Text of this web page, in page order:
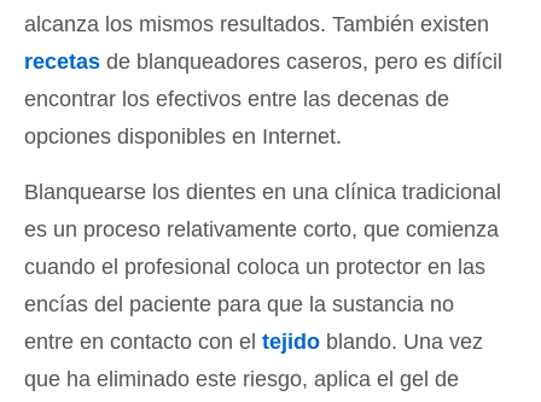
alcanza los mismos resultados. También existen
recetas de blanqueadores caseros, pero es difícil
encontrar los efectivos entre las decenas de
opciones disponibles en Internet.
Blanquearse los dientes en una clínica tradicional
es un proceso relativamente corto, que comienza
cuando el profesional coloca un protector en las
encías del paciente para que la sustancia no
entre en contacto con el tejido blando. Una vez
que ha eliminado este riesgo, aplica el gel de